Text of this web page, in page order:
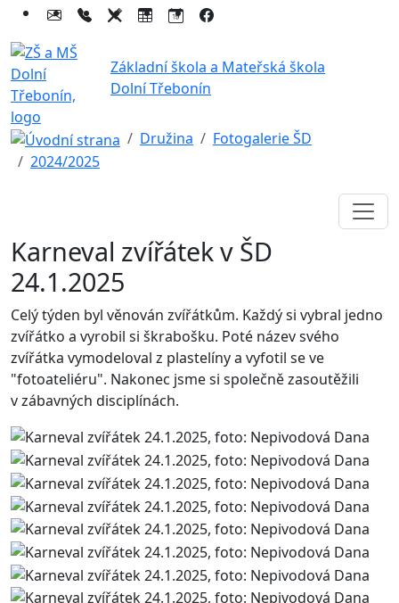
Základní škola a Mateřská škola
Dolní Třebonín
Družina
Fotogalerie ŠD
2024/2025
Karneval zvířátek v ŠD
24.1.2025
Celý týden byl věnován zvířátkům. Každý si vybral jedno
zvířátko a vyrobil si škrabošku. Poté název svého
zvířátka vymodeloval z plastelíny a vyfotil se ve
"fotoateliéru". Nakonec jsme si společně zasoutěžili
v zábavných disciplínách.